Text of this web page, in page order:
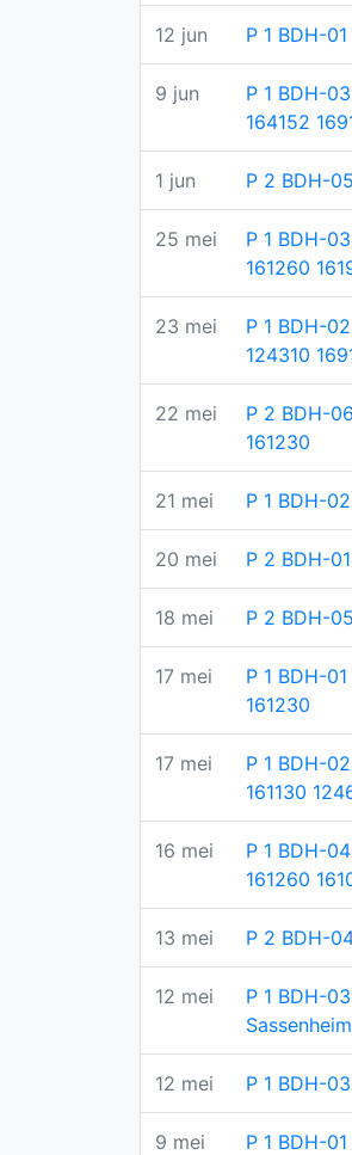
12 jun P 1 BDH-
9 jun
P 1 BDH-
164152
1 jun P 2 BDH-
25 mei
P 1 BDH-
161260
23 mei
P 1 BDH-
124310
22 mei
P 2 BDH-
161230
21 mei P 1 BDH-
20 mei P 2 BDH-
18 mei P 2 BDH-
17 mei
P 1 BDH-
161230
17 mei
P 1 BDH-
161130
16 mei
P 1 BDH-
161260
13 mei P 2 BDH-
12 mei
P 1 BDH-
12 mei P 1 BDH-
9 mei
P 1 BDH-